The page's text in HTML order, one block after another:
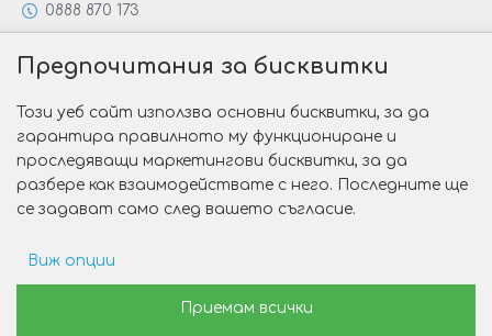
0888 870 173
Специални предложения
Защо да изберете Victoria Gold&Silver?
Как да изберем годежен пръстен?
Изработка на сайт от Web R Solution®
Предпочитания за бисквитки
Този уеб сайт използва основни бисквитки, за да
гарантира правилното му функциониране и
проследяващи маркетингови бисквитки, за да
разбере как взаимодействате с него. Последните ще
се задават само след вашето съгласие.
Виж опции
Рекламни предпочитанияПриемам всички